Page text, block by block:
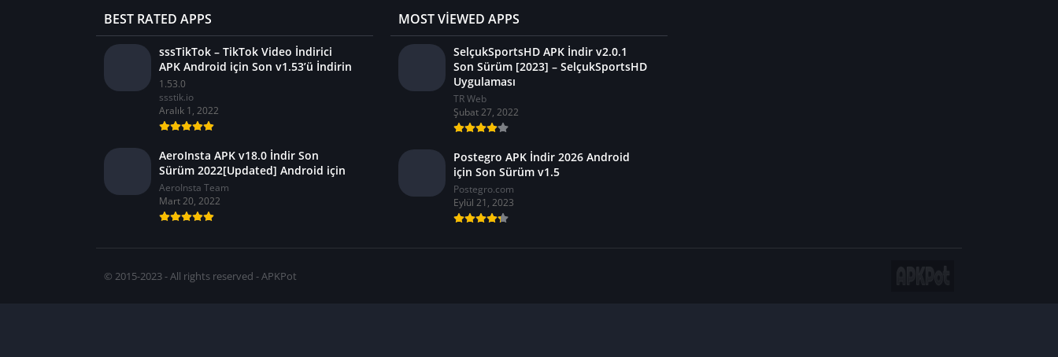
BEST RATED APPS
sssTikTok – TikTok Video İndirici
APK Android için Son v1.53’ü İndirin
1.53.0
ssstik.io
Aralık 1, 2022
AeroInsta APK v18.0 İndir Son
Sürüm 2022[Updated] Android için
AeroInsta Team
Mart 20, 2022
MOST VIEWED APPS
SelçukSportsHD APK İndir v2.0.1
Son Sürüm [2023] – SelçukSportsHD
Uygulaması
TR Web
Şubat 27, 2022
Postegro APK İndir 2026 Android
için Son Sürüm v1.5
Postegro.com
Eylül 21, 2023
© 2015-2023 - All rights reserved - APKPot